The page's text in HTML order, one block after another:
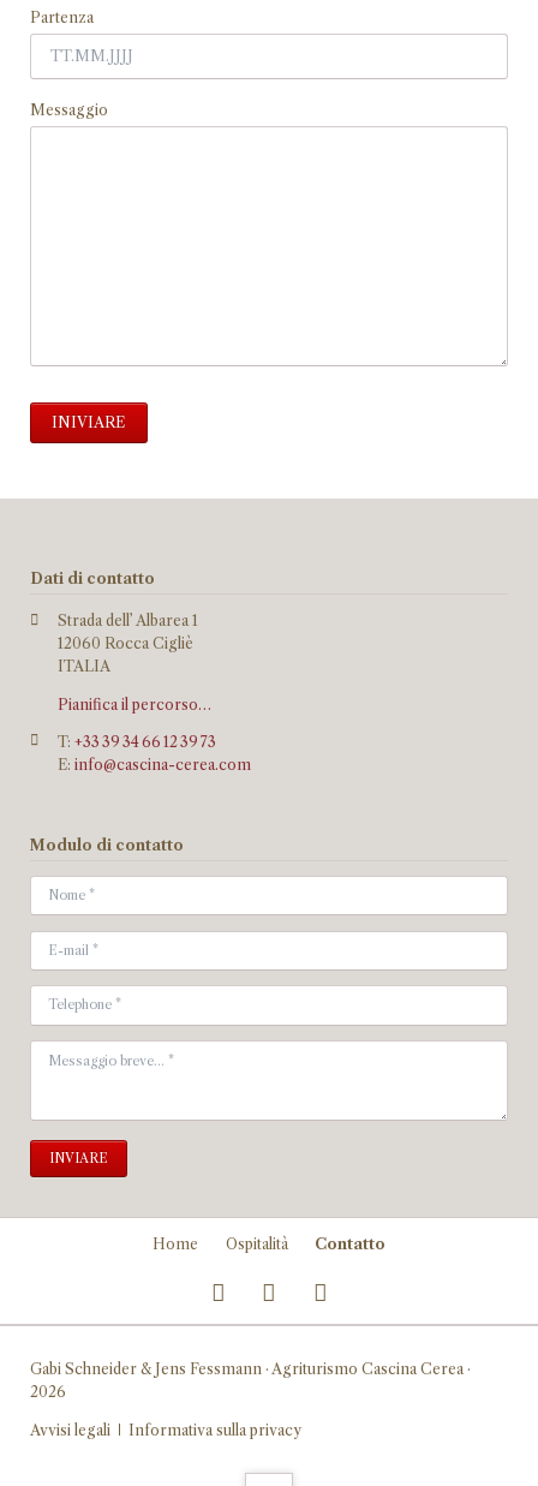
Partenza
Messaggio
INIVIARE
Dati di contatto
Strada dell’ Albarea 1
12060 Rocca Cigliè
ITALIA
Pianifica il percorso…
T: +33 39 34 66 12 39 73
E: info@cascina-cerea.com
Modulo di contatto
INVIARE
Salta
navigazione
Home Ospitalità Contatto
Gabi Schneider & Jens Fessmann · Agriturismo Cascina Cerea ·
2026
Salta
Avvisi legali Informativa sulla privacy